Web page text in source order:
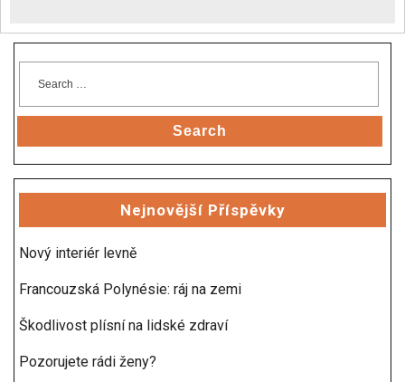
Search
Nejnovější Příspěvky
Nový interiér levně
Francouzská Polynésie: ráj na zemi
Škodlivost plísní na lidské zdraví
Pozorujete rádi ženy?